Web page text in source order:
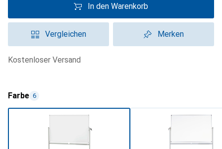
In den Warenkorb
Vergleichen Merken
kostenloser Versand
Farbe 6